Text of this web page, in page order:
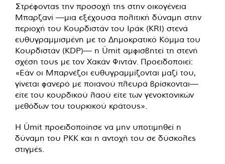
Στρέφοντας την προσοχή της στην οικογένεια
Μπαρζανί —μια εξέχουσα πολιτική δύναμη στην
περιοχή του Κουρδιστάν του Ιράκ (KRI) στενά
ευθυγραμμισμένη με το Δημοκρατικό Κόμμα του
Κουρδιστάν (KDP)— η Ümit αμφισβητεί τη στενή
σχέση τους με τον Χακάν Φιντάν. Προειδοποιεί:
«Εάν οι Μπαρνέζοι ευθυγραμμίζονται μαζί του,
γίνεται φανερό με ποιανού πλευρά βρίσκονται—
είτε του κουρδικού λαού είτε των γενοκτονικών
μεθόδων του τουρκικού κράτους».
Η Ümit προειδοποίησε να μην υποτιμηθεί η
δύναμη του PKK και η αντοχή του σε δύσκολες
στιγμές.